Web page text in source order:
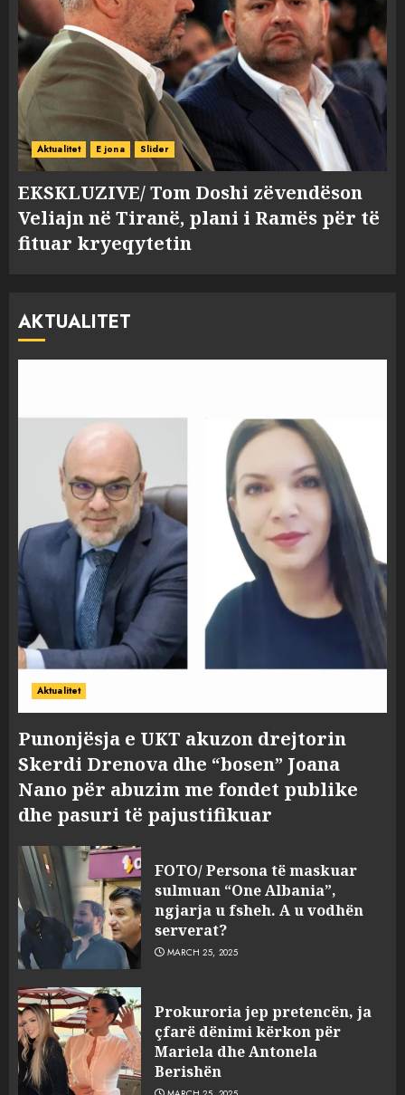
Aktualitet E jona Slider
EKSKLUZIVE/ Tom Doshi zëvendëson
Veliajn në Tiranë, plani i Ramës për të
fituar kryeqytetin
AKTUALITET
Aktualitet
Punonjësja e UKT akuzon drejtorin
Skerdi Drenova dhe “bosen” Joana
Nano për abuzim me fondet publike
dhe pasuri të pajustifikuar
FOTO/ Persona të maskuar
sulmuan “One Albania”,
ngjarja u fsheh. A u vodhën
serverat?
MARCH 25, 2025
Prokuroria jep pretencën, ja
çfarë dënimi kërkon për
Mariela dhe Antonela
Berishën